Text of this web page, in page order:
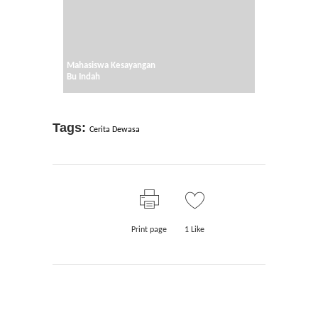
Mahasiswa Kesayangan
Bu Indah
Tags: Cerita Dewasa
Print page 1 Like